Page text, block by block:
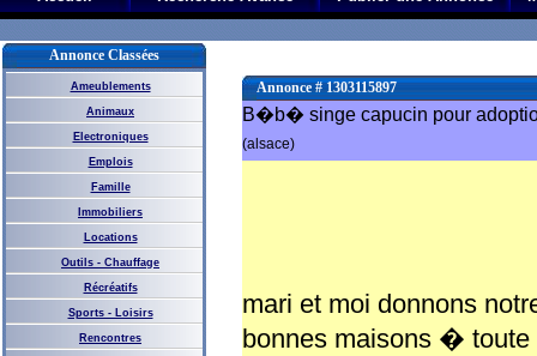
Annonce Classées
Ameublements
Animaux
Electroniques
Emplois
Famille
Immobiliers
Locations
Outils - Chauffage
Récréatifs
Sports - Loisirs
Rencontres
Annonce # 1303115897
B�b� singe capucin pour
(alsace)
mari et moi donnons
bonnes maisons �